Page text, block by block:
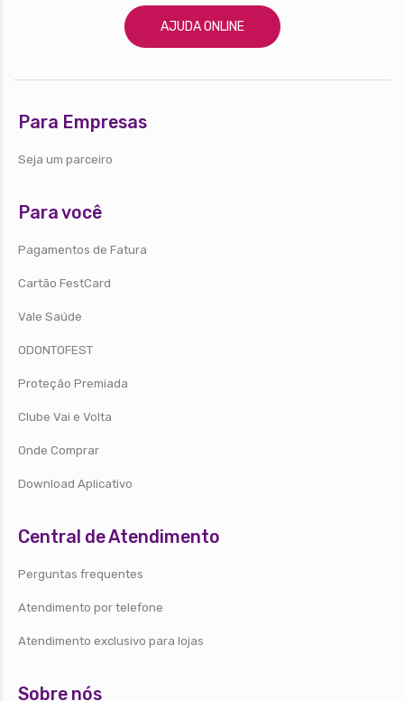
AJUDA ONLINE
Para Empresas
Seja um parceiro
Para você
Pagamentos de Fatura
Cartão FestCard
Vale Saúde
ODONTOFEST
Proteção Premiada
Clube Vai e Volta
Onde Comprar
Download Aplicativo
Central de Atendimento
Perguntas frequentes
Atendimento por telefone
Atendimento exclusivo para lojas
Sobre nós